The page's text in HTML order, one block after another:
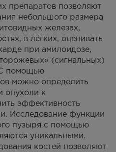
препаратов позволяют
небольшого размера
железах,
в лёгких, оценивать
при амилоидозе,
(сигнальных)
С помощью
можно определить
опухоли к
эффективность
Исследование функции
пузыря с помощью
уникальными.
костей позволяют